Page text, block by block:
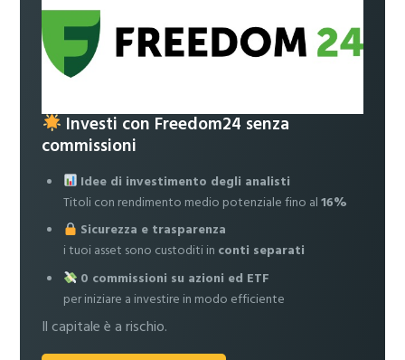
Investi con Freedom24 senza
commissioni
Idee di investimento degli analisti
Titoli con rendimento medio potenziale fino al16%
Sicurezza e trasparenza
i tuoi asset sono custoditi in conti separati
0 commissioni su azioni ed ETF
per iniziare a investire in modo efficiente
Il capitale è a rischio.